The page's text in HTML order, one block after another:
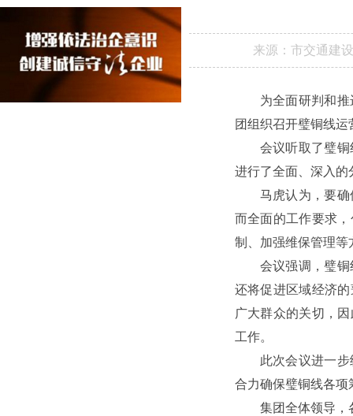
来源： 市交通建
为全面研判和
团组织召开璧铜线
会议听取了璧
进行了全面、深入的
马虎认为，要
而全面的工作要求
制、加强维保管理等
会议强调，璧
还将促进区域经济
广大群众的关切，
工作。
此次会议进一
合力确保璧铜线各项
集团全体领导，